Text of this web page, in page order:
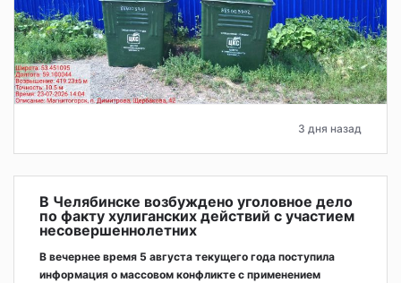
3 дня назад
В Челябинске возбуждено уголовное дело
по факту хулиганских действий с участием
несовершеннолетних
В вечернее время 5 августа текущего года поступила
информация о массовом конфликте с применением